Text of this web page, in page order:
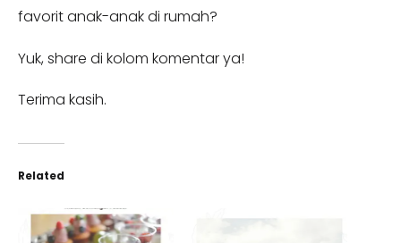
favorit anak-anak di rumah?
Yuk, share di kolom komentar ya!
Terima kasih.
Related